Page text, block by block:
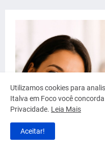
Utilizamos cookies para
Italva em Foco você
Privacidade. Leia Mais
Aceitar!